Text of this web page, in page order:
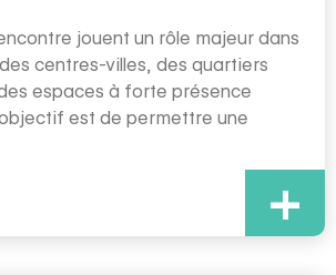
jouent un rôle majeur dans
centres-villes, des quartiers
espaces à forte présence
est de permettre une
+